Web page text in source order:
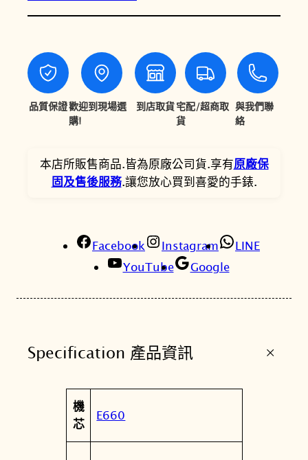
,
8
0
,
4
3
0
。
星
A
T
E
超
級
鈦
腕
錶
B
6
-
9
E
品質保證歡迎到現場選
購!
到店取貨宅配/超商取
貨
與我們聯
絡
本店所販售商品.皆為原廠公司貨.享有原廠保
固及售後服務.讓您放心買到喜愛的手錶.
Facebook Instagram
LINE
YouTube
Google
Specification 產品資訊 +
屬
性
值
機
芯
E660